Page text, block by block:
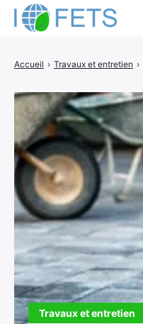
Travaux et entretien
Accueil › Travaux et entretien ›
Métiers du BTP
Guides thermiques
Aides à la rénovation
DEVIS